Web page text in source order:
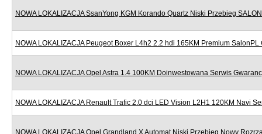
NOWA LOKALIZACJA SsanYong KGM Korando Quartz Niski Przebieg
NOWA LOKALIZACJA Peugeot Boxer L4h2 2.2 hdi 165KM Premium
NOWA LOKALIZACJA Opel Astra 1.4 100KM Doinwestowana Serwis
NOWA LOKALIZACJA Renault Trafic 2.0 dci LED Vision L2H1 120KM Navi
NOWA LOKALIZACJA Opel Grandland X Automat Niski Przebieg Nowy